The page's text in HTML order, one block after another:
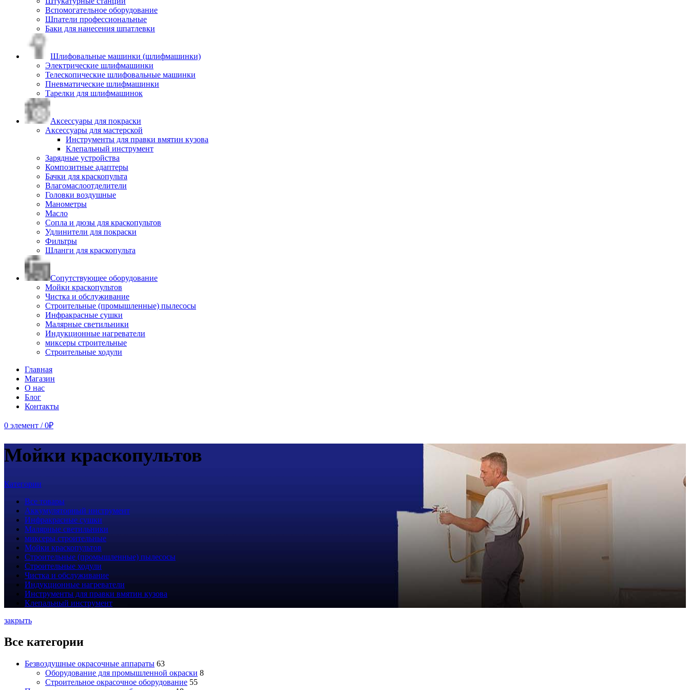
Вспомогательное оборудование
Шпатели профессиональные
Баки для нанесения шпатлевки
Шлифовальные машинки (шлифмашинки)
Электрические шлифмашинки
Телескопические шлифовальные машинки
Пневматические шлифмашинки
Тарелки для шлифмашинок
Аксессуары для покраски
Аксессуары для мастерской
Инструменты для правки вмятин кузова
Клепальный инструмент
Зарядные устройства
Композитные адаптеры
Бачки для краскопульта
Влагомаслоотделители
Головки воздушные
Манометры
Масло
Сопла и дюзы для краскопультов
Удлинители для покраски
Фильтры
Шланги для краскопульта
Сопутствующее оборудование
Мойки краскопультов
Чистка и обслуживание
Строительные (промышленные) пылесосы
Инфракрасные сушки
Малярные светильники
Индукционные нагреватели
миксеры строительные
Строительные ходули
Главная
Магазин
О нас
Блог
Контакты
0 элемент / 0₽
Мойки краскопультов
Категории
Все товары
Аккумуляторный инструмент
Инфракрасные сушки
Малярные светильники
миксеры строительные
Мойки краскопультов
Строительные (промышленные) пылесосы
Строительные ходули
Чистка и обслуживание
Индукционные нагреватели
Инструменты для правки вмятин кузова
Клепальный инструмент
закрыть
Все категории
Безвоздушные окрасочные аппараты 63
Оборудование для промышленной окраски 8
Строительное окрасочное оборудование 55